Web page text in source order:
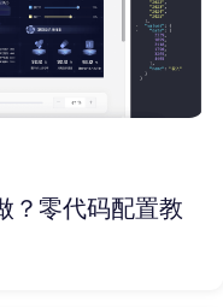
？零代码配置教